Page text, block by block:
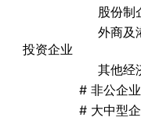
股份制企
外商及港
投资企业
其他经济
# 非公企业
# 大中型企